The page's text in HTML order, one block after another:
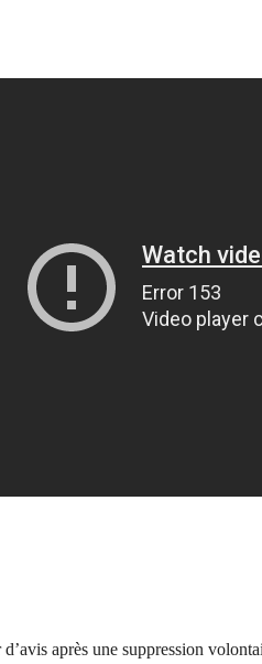
après une suppression